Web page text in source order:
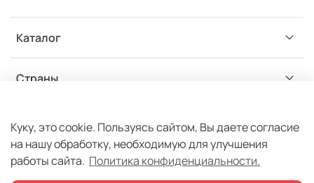
Каталог
Страны
Куку, это cookie. Пользуясь сайтом, Вы даете согласие
на нашу обработку, необходимую для улучшения
работы сайта. Политика конфиденциальности.